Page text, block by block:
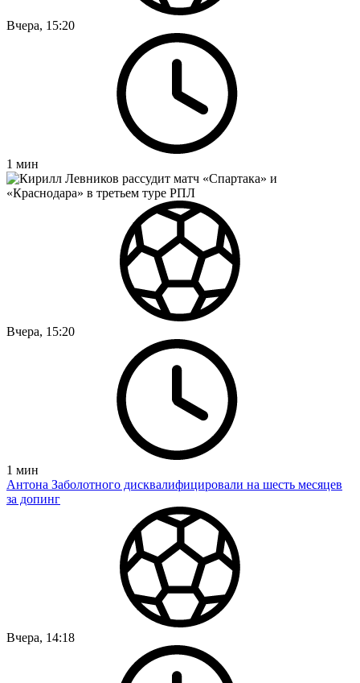
Вчера, 15:20
1 мин
Вчера, 15:20
1 мин
Антона Заболотного дисквалифицировали на шесть месяцев
за допинг
Вчера, 14:18